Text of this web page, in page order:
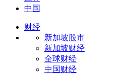
中国
财经
新加坡股市
新加坡财经
全球财经
中国财经